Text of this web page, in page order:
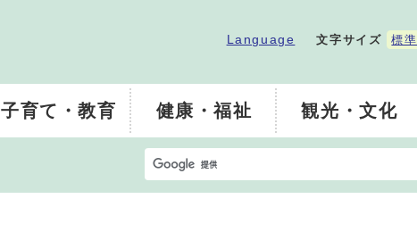
Language 文字サイズ 標準
子育て・教育 健康・福祉 観光・文化